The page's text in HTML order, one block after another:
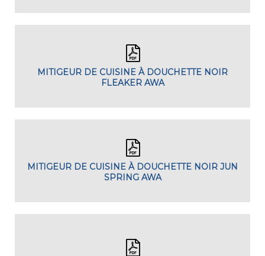
MITIGEUR DE CUISINE À DOUCHETTE NOIR
FLEAKER AWA
MITIGEUR DE CUISINE À DOUCHETTE NOIR JUN
SPRING AWA